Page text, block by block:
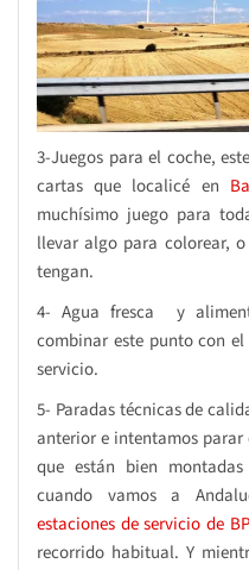
3-Juegos para el coche,
cartas que localicé en
muchísimo juego para
llevar algo para colorear,
tengan.
4- Agua fresca y
combinar este punto con
servicio.
5- Paradas técnicas de
anterior e intentamos parar
que están bien
cuando vamos a
estaciones de servicio de BP
recorrido habitual. Y